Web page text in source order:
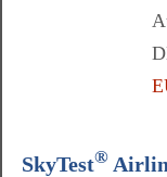
SkyTest®